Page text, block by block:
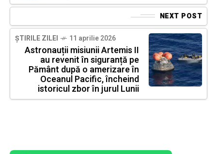
NEXT POST
ȘTIRILE ZILEI 11 aprilie 2026
Astronauții misiunii Artemis II
au revenit în siguranță pe
Pământ după o amerizare în
Oceanul Pacific, încheind
istoricul zbor în jurul Lunii